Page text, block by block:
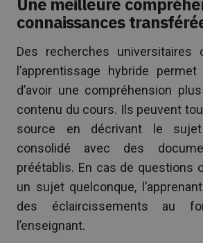
connaissances
Des recherches universitaires
l’apprentissage hybride
d’avoir une compréhension
contenu du cours. Ils peuvent
source en décrivant le
consolidé avec des
préétablis. En cas de questions
un sujet quelconque,
des éclaircissements au
l’enseignant.